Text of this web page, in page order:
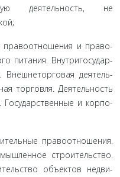
деятельность, не
и право­
питания. Внутригосудар­
Внешнеторговая деятель­
торговля. Деятельность
и корпо­
правоотношения.
строительство.
объектов недви­